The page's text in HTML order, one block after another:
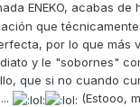
ENEKO, acabas
que
por lo que más
y le "sobornes"
que si no cuando
(Estooo,